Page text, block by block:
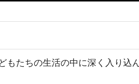
もたちの生活の中に深く入り込